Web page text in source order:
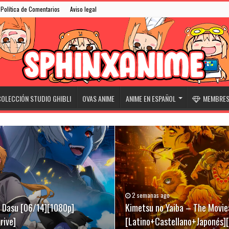
Política de Comentarios Aviso legal
STUDIO GHIBLI OVAS ANIME ANIME EN ESPAÑOL
Dasu [06/14][1080p]
2 semanas ago
Kimetsu no Yaiba – The
31/05/2026
Niwatori Fighter (Rooster
07/03/2026
Evangelion Broadcast 30th
[Sub-Español][Mega-Drive]